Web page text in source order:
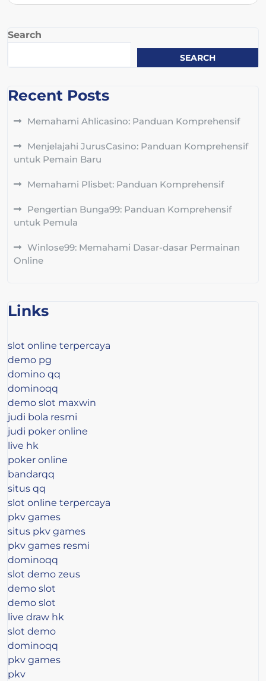
Search
SEARCH
Recent Posts
Memahami Ahlicasino: Panduan Komprehensif
Menjelajahi JurusCasino: Panduan Komprehensif
untuk Pemain Baru
Memahami Plisbet: Panduan Komprehensif
Pengertian Bunga99: Panduan Komprehensif
untuk Pemula
Winlose99: Memahami Dasar-dasar Permainan
Online
Links
slot online terpercaya
demo pg
domino qq
dominoqq
demo slot maxwin
judi bola resmi
judi poker online
live hk
poker online
bandarqq
situs qq
slot online terpercaya
pkv games
situs pkv games
pkv games resmi
dominoqq
slot demo zeus
demo slot
demo slot
live draw hk
slot demo
dominoqq
pkv games
pkv